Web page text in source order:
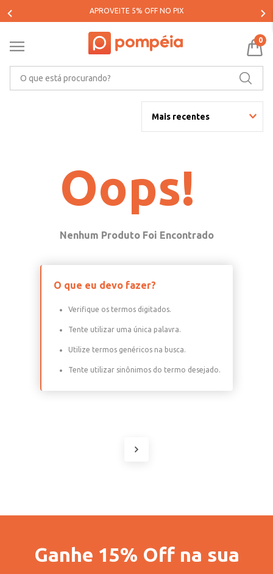
APROVEITE 5% OFF NO PIX
0
Mais recentes
Oops!
O que eu devo fazer?
Verifique os termos digitados.
Tente utilizar uma única palavra.
Utilize termos genéricos na busca.
Tente utilizar sinônimos do termo desejado.
Ganhe 15% Off na sua